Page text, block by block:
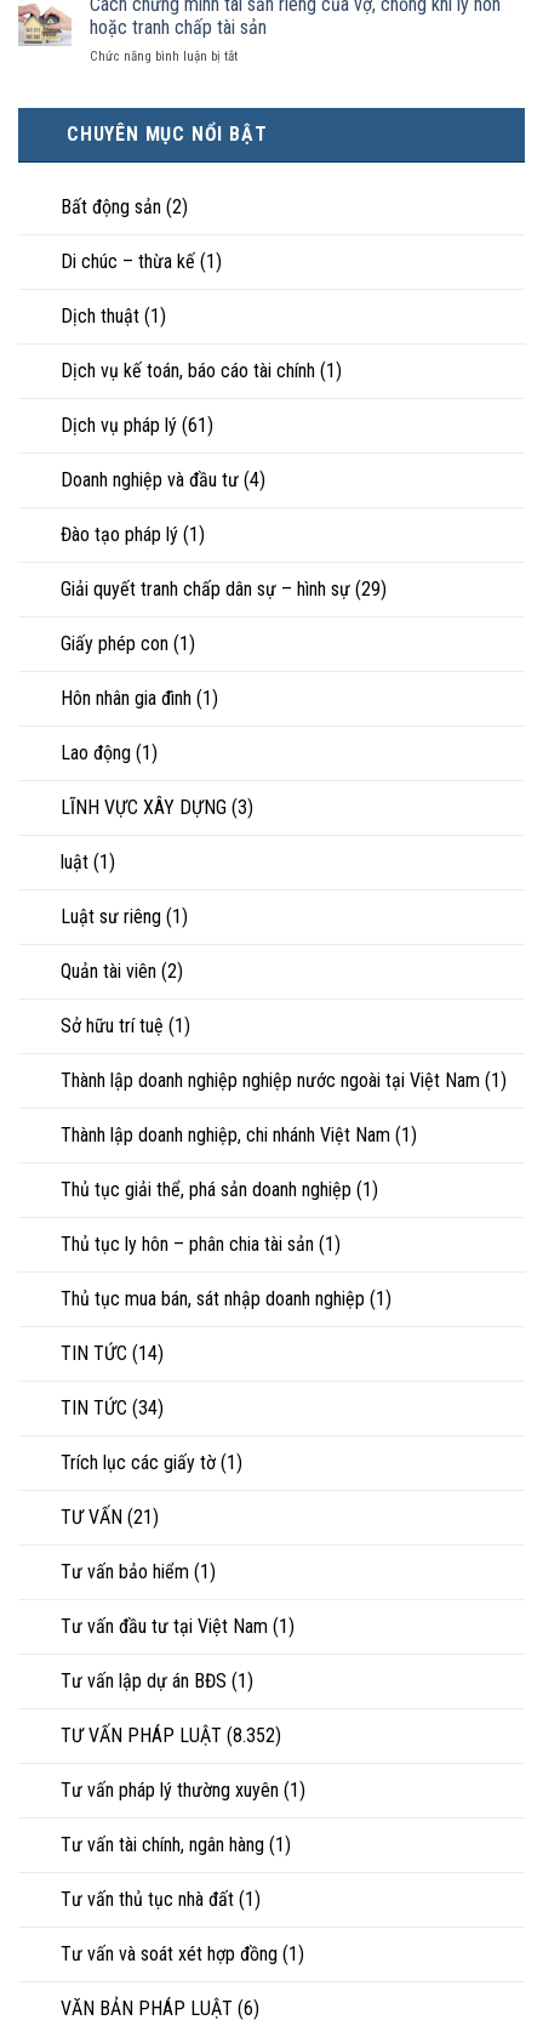
là
hôn
tài
sản
như
nào?
tế
hơn
trực
tiếp
nuôi
hôn
khi
hôn
hạnh
phúc:
Góc
hoặc tranh chấp tài sản
Chức năng bình luận bị tắtở
tài
sản
chấp
CHUYÊN MỤC NỔI BẬT
Bất động sản (2)
Di chúc – thừa kế (1)
Dịch thuật (1)
Dịch vụ kế toán, báo cáo tài chính (1)
Dịch vụ pháp lý (61)
Doanh nghiệp và đầu tư (4)
Đào tạo pháp lý (1)
Giải quyết tranh chấp dân sự – hình sự (29)
Giấy phép con (1)
Hôn nhân gia đình (1)
Lao động (1)
LĨNH VỰC XÂY DỰNG (3)
luật (1)
Luật sư riêng (1)
Quản tài viên (2)
Sở hữu trí tuệ (1)
Thành lập doanh nghiệp nghiệp nước ngoài tại Việt Nam (1)
Thành lập doanh nghiệp, chi nhánh Việt Nam (1)
Thủ tục giải thể, phá sản doanh nghiệp (1)
Thủ tục ly hôn – phân chia tài sản (1)
Thủ tục mua bán, sát nhập doanh nghiệp (1)
TIN TỨC (14)
TIN TỨC (34)
Trích lục các giấy tờ (1)
TƯ VẤN (21)
Tư vấn bảo hiểm (1)
Tư vấn đầu tư tại Việt Nam (1)
Tư vấn lập dự án BĐS (1)
TƯ VẤN PHÁP LUẬT (8.352)
Tư vấn pháp lý thường xuyên (1)
Tư vấn tài chính, ngân hàng (1)
Tư vấn thủ tục nhà đất (1)
Tư vấn và soát xét hợp đồng (1)
VĂN BẢN PHÁP LUẬT (6)